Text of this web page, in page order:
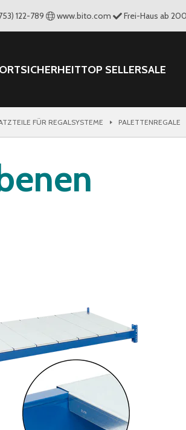
122-789 www.bito.com Frei-Haus ab
SICHERHEITTOP SELLERSALE
FÜR REGALSYSTEME PALETTENREGALE